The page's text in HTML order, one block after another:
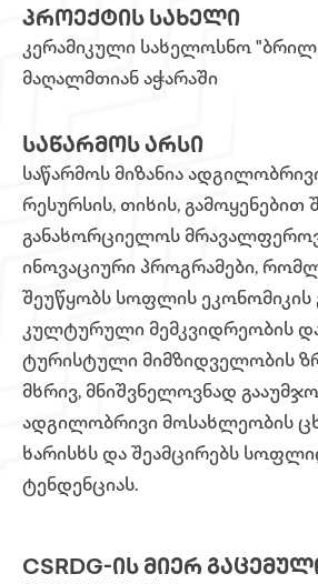
ᲞᲠᲝᲔᲥᲢᲘᲡ ᲡᲐᲮᲔᲚᲘ
კერამიკული სახელოსნო
მაღალმთიან აჭარაში
ᲡᲐᲬᲐᲠᲛᲝᲡ ᲐᲠᲡᲘ
საწარმოს მიზანია
რესურსის, თიხის, გამოყენებით
განახორციელოს
ინოვაციური პროგრამები,
შეუწყობს სოფლის ეკონომიკის
კულტურული მემკვიდრეობის
ტურისტული მიმზიდველობის
მხრივ, მნიშვნელოვნად
ადგილობრივი მოსახლეობის
ხარისხს და შეამცირებს
ტენდენციას.
CSRDG-ᲘᲡ ᲛᲘᲔᲠ